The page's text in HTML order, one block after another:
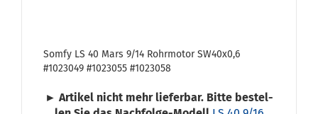
Somfy LS 40 Mars 9/14 Rohr­mo­tor SW40x0,6
#1023049 #1023055 #1023058
► Ar­ti­kel nicht mehr lie­fer­bar. Bitte be­stel­